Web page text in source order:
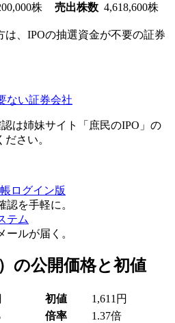
株 売出株数 4,618,600株
、 IPOの抽選資金が不要の証券
ない証券会社
は姉妹サイト「庶民のIPO」の
さい。
ログイン版
認を手軽に。
テム
ールが届く。
の公開価格と初値
初値
1,611円
倍率
1.37倍